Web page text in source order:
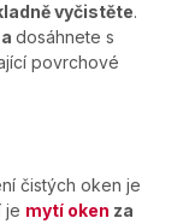
vyčistěte.
dosáhnete s
povrchové
čistých oken je
je mytí oken za